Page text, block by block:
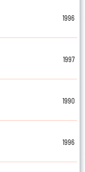
1996
1997
1990
1996